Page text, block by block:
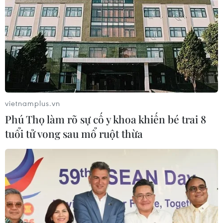
Kinh nghiệm Đổi mới của Việt Nam
hỗ trợ Lào xây dựng nền kinh tế độc
lập, tự chủ
06/08/2026 15:32
Thư mừng kỷ niệm 50 năm quan hệ
06/08/2026 15:07
Thái Lan-Myanmar thúc đẩy hợp tác
kinh tế và công nghệ vũ trụ
06/08/2026 13:35
vietnamplus.vn
Phú Thọ làm rõ sự cố y khoa khiến bé trai 8
tuổi tử vong sau mổ ruột thừa